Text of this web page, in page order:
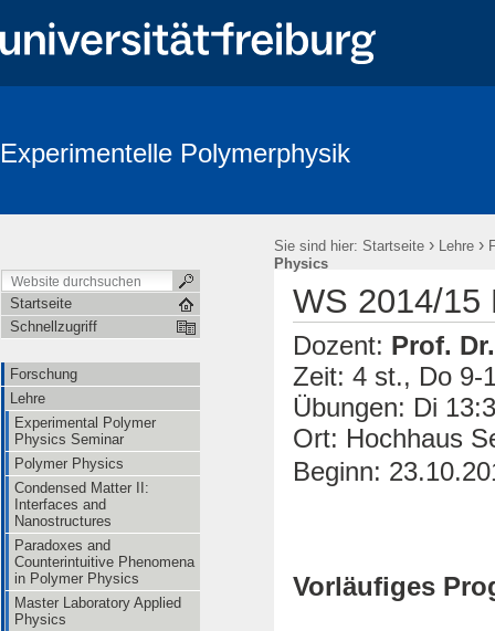
Experimentelle Polymerphysik
Sie sind hier: Startseite › Lehre ›
Physics
Startseite
Schnellzugriff
Forschung
Lehre
Experimental Polymer
Physics Seminar
Polymer Physics
Condensed Matter II:
Interfaces and
Nanostructures
Paradoxes and
Counterintuitive Phenomena
in Polymer Physics
Master Laboratory Applied
Physics
WS 2014/15
Dozent: Prof.
Zeit: 4 st., Do 9-
Übungen: Di
Ort: Hochhaus
Beginn:
Vorläufiges